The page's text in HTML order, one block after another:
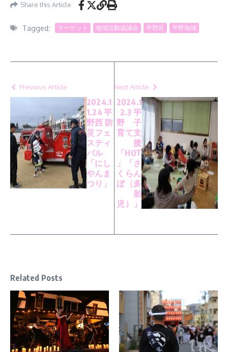
Share this Article
Tagged: マーケット 地域活動協議会 平野区 平野地域
Previous Article
2024.1
1.24 平
野西 防
災フェ
スティ
バル
「にし
やんま
つり」
Next Article
2024.1
2.3 平
野 子
育て支
援
「HOT
」「さ
くらん
ぼ（多
胎
児）」
Related Posts